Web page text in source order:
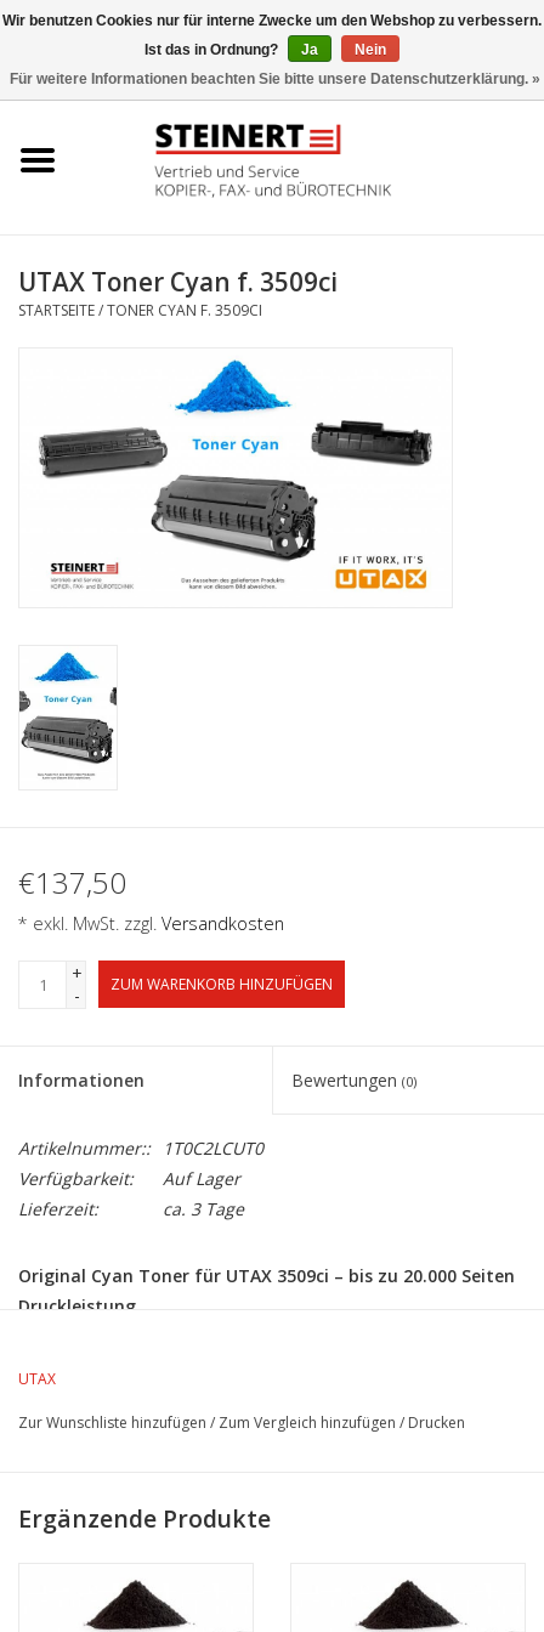
Büromaschinen- Service
Toner
Marken
UTAX Toner Cyan f. 3509ci
STARTSEITE/TONER CYAN F. 3509CI
€137,50
* exkl. MwSt. zzgl. Versandkosten
+
-
ZUM WARENKORB HINZUFÜGEN
Informationen Bewertungen (0)
Artikelnummer::
1T0C2LCUT0
Verfügbarkeit:
Auf Lager
Lieferzeit:
ca. 3 Tage
Original Cyan Toner für UTAX 3509ci – bis zu 20.000 Seiten
Druckleistung
Original Cyan Toner von UTAX
Zuverlässigkeit – perfekt für alle, die auf professionelle
Der Toner bietet eineReichweite von bis zu 20.000 Seiten
Produktdetails:
UTAX
Zur Wunschliste hinzufügen / Zum Vergleich hinzufügen / Drucken
Ergänzende Produkte
Wir benutzen Cookies nur für interne Zwecke um den Webshop zu verbessern.
Ist das in Ordnung?
Ja
Nein
Für weitere Informationen beachten Sie bitte unsere Datenschutzerklärung. »